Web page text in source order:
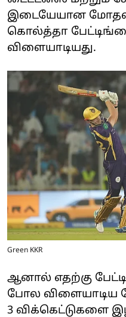
இடையேயான
கொல்த்தா
விளையாடியது.
Green KKR
ஆனால் எதற்கு
போல விளையாடிய
3 விக்கெட்டுகளை